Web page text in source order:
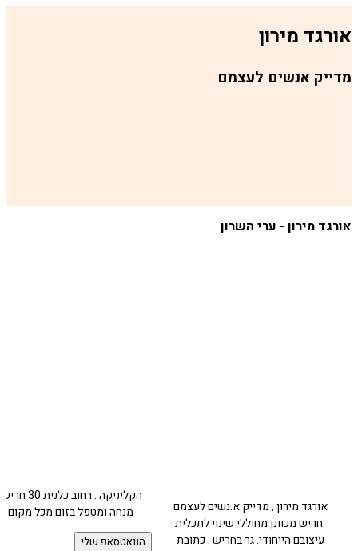
לעצמם
- ערי השרון
, מדייק א.נשים לעצמם
מחוללי שינוי לתכלית
הייחודי. גר בחריש . כתובת
הקליניקה : רחוב כלנית 30 חריש .
מנחה ומטפל בזום מכל מקום
הוואטסאפ שלי